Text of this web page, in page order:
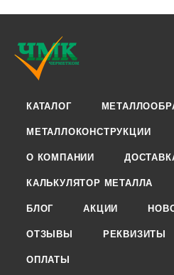
КАТАЛОГ
МЕТАЛЛОКОНСТРУКЦИИ
О КОМПАНИИ
КАЛЬКУЛЯТОР МЕТАЛЛА
БЛОГ АКЦИИ
ОТЗЫВЫ РЕКВИЗИТЫ
ОПЛАТЫ